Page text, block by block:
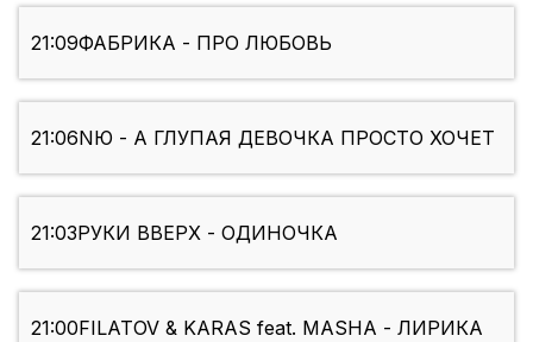
21:09ФАБРИКА - ПРО ЛЮБОВЬ
21:06NЮ - А ГЛУПАЯ ДЕВОЧКА ПРОСТО ХОЧЕТ
21:03РУКИ ВВЕРХ - ОДИНОЧКА
21:00FILATOV & KARAS feat. MASHA - ЛИРИКА